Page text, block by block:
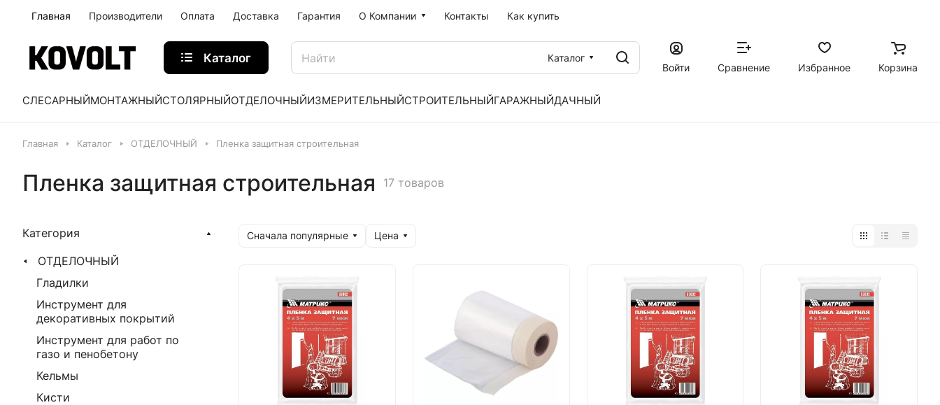
Главная Производители Оплата Доставка Гарантия О Компании Контакты Как купить
Каталог
Каталог
Войти
Сравнение Избранное Корзина
СЛЕСАРНЫЙМОНТАЖНЫЙСТОЛЯРНЫЙОТДЕЛОЧНЫЙИЗМЕРИТЕЛЬНЫЙСТРОИТЕЛЬНЫЙГАРАЖНЫЙДАЧНЫЙ
Главная Каталог ОТДЕЛОЧНЫЙ Пленка защитная строительная
Пленка защитная строительная 17 товаров
Сначала популярные Цена
Категория
ОТДЕЛОЧНЫЙ
Гладилки
Инструмент для
декоративных покрытий
Инструмент для работ по
газо и пенобетону
Кельмы
Кисти